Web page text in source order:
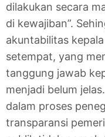
dilakukan secara
di kewajiban”.
akuntabilitas
setempat, yang
tanggung jawab
menjadi belum
dalam proses
transparansi